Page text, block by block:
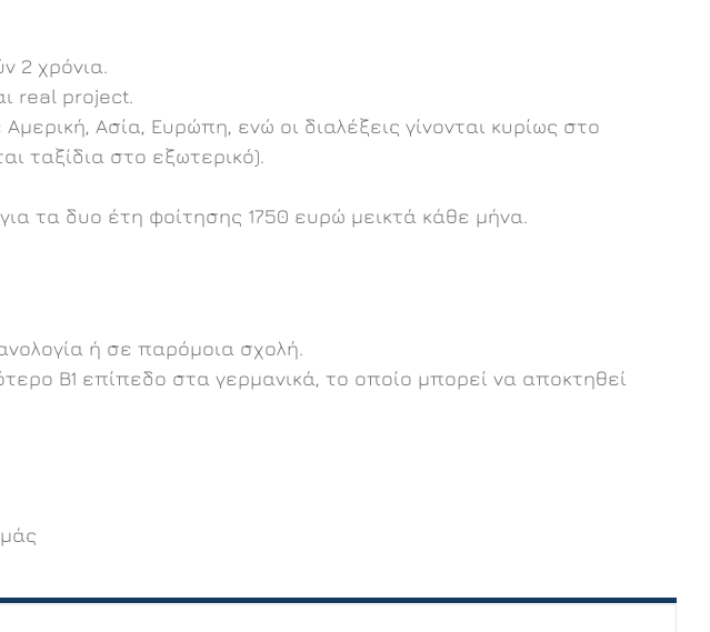
2 χρόνια.
real project.
Ασία, Ευρώπη, ενώ οι διαλέξεις γίνονται κυρίως στο
ταξίδια στο εξωτερικό).
τα δυο έτη φοίτησης 1750 ευρώ μεικτά κάθε μήνα.
ή σε παρόμοια σχολή.
B1 επίπεδο στα γερμανικά, το οποίο μπορεί να αποκτηθεί